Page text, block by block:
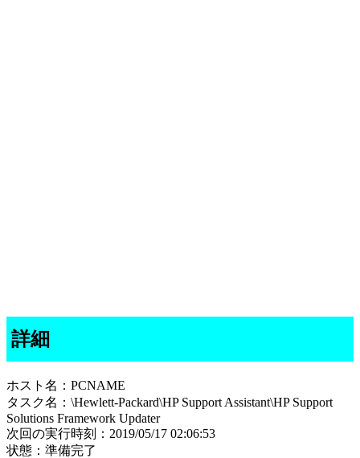
詳細
ホスト名：PCNAME
タスク名：\Hewlett-Packard\HP Support Assistant\HP Support
Solutions Framework Updater
次回の実行時刻：2019/05/17 02:06:53
状態：準備完了